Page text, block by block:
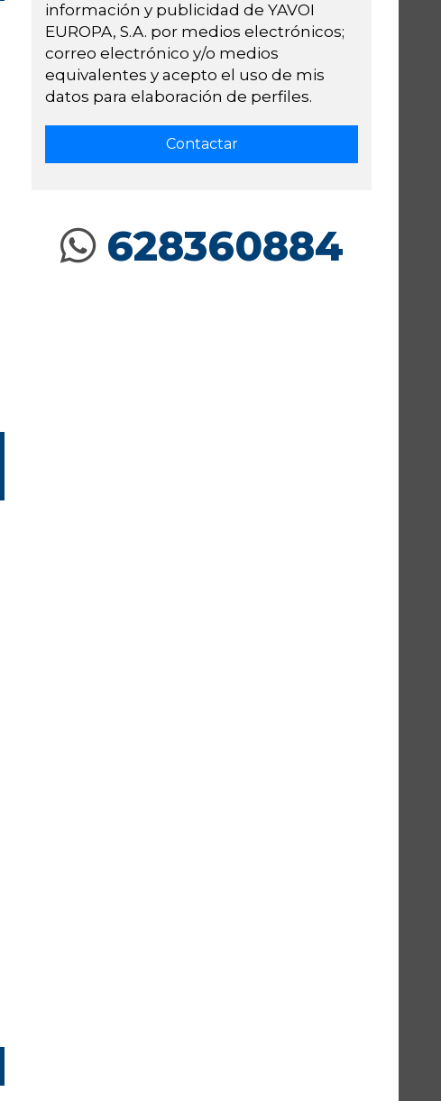
información y publicidad de YAVOI
EUROPA, S.A. por medios electrónicos;
correo electrónico y/o medios
equivalentes y acepto el uso de mis
datos para elaboración de perfiles.
628360884